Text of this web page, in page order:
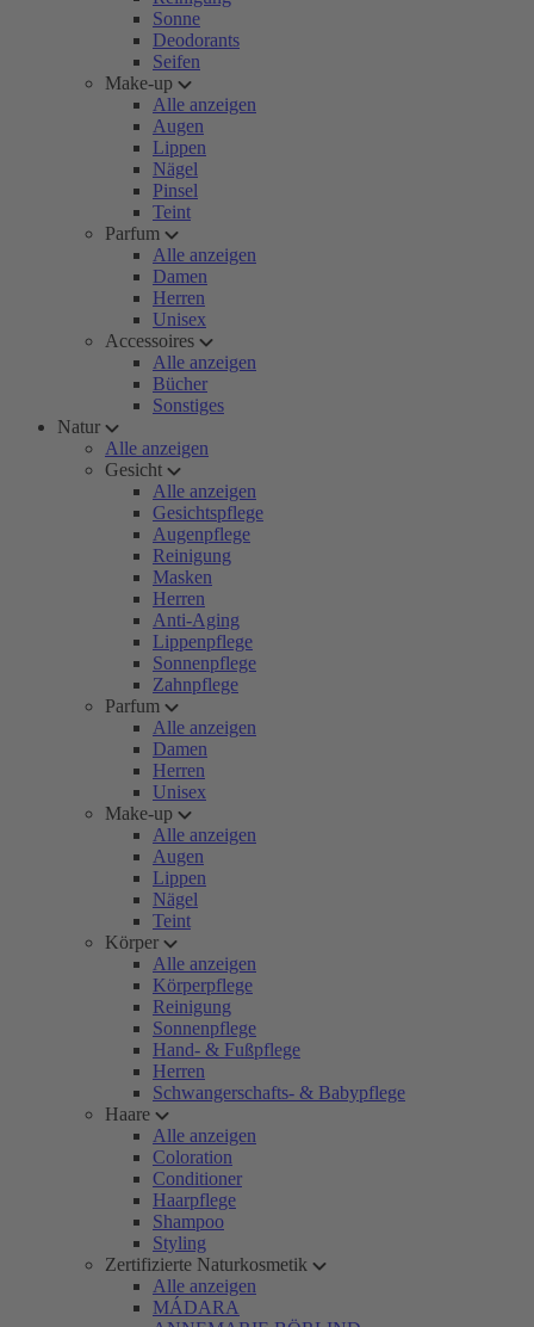
Sonne
Deodorants
Seifen
Make-up
Alle anzeigen
Augen
Lippen
Nägel
Pinsel
Teint
Parfum
Alle anzeigen
Damen
Herren
Unisex
Accessoires
Alle anzeigen
Bücher
Sonstiges
Natur
Alle anzeigen
Gesicht
Alle anzeigen
Gesichtspflege
Augenpflege
Reinigung
Masken
Herren
Anti-Aging
Lippenpflege
Sonnenpflege
Zahnpflege
Parfum
Alle anzeigen
Damen
Herren
Unisex
Make-up
Alle anzeigen
Augen
Lippen
Nägel
Teint
Körper
Alle anzeigen
Körperpflege
Reinigung
Sonnenpflege
Hand- & Fußpflege
Herren
Schwangerschafts- & Babypflege
Haare
Alle anzeigen
Coloration
Conditioner
Haarpflege
Shampoo
Styling
Zertifizierte Naturkosmetik
Alle anzeigen
MÁDARA